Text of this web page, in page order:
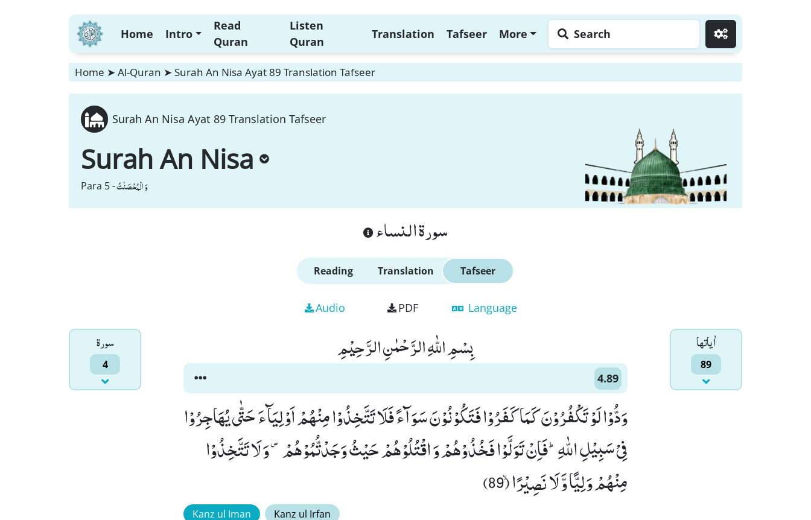
Home Intro
Read
Quran
Listen
Quran
Translation Tafseer More Search
Home ➤ Al-Quran ➤ Surah An Nisa Ayat 89 Translation Tafseer
Surah An Nisa Ayat 89 Translation Tafseer
Surah An Nisa
Para 5 -وَ الْمُحْصَنٰتُ
سورة النساء
Reading Translation Tafseer
Audio PDF Language
سورۃ
4
اٰياتها
89
بِسْمِ اللّٰهِ الرَّحْمٰنِ الرَّحِیْمِ
4.89
وَدُّوْا لَوْ تَكْفُرُوْنَ كَمَا كَفَرُوْا فَتَكُوْنُوْنَ سَوَآءً فَلَا تَتَّخِذُوْا مِنْهُمْ اَوْلِیَآءَ حَتّٰى یُهَاجِرُوْا
فِیْ سَبِیْلِ اللّٰهِؕ-فَاِنْ تَوَلَّوْا فَخُذُوْهُمْ وَ اقْتُلُوْهُمْ حَیْثُ وَجَدْتُّمُوْهُمْ ۪- وَ لَا تَتَّخِذُوْا
مِنْهُمْ وَلِیًّا وَّ لَا نَصِیْرًاۙ (89)
Kanz ul Iman Kanz ul Irfan